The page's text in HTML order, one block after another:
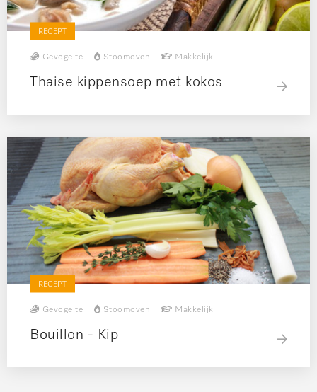
RECEPT
Gevogelte Stoomoven Makkelijk
Thaise kippensoep met kokos
RECEPT
Gevogelte Stoomoven Makkelijk
Bouillon - Kip